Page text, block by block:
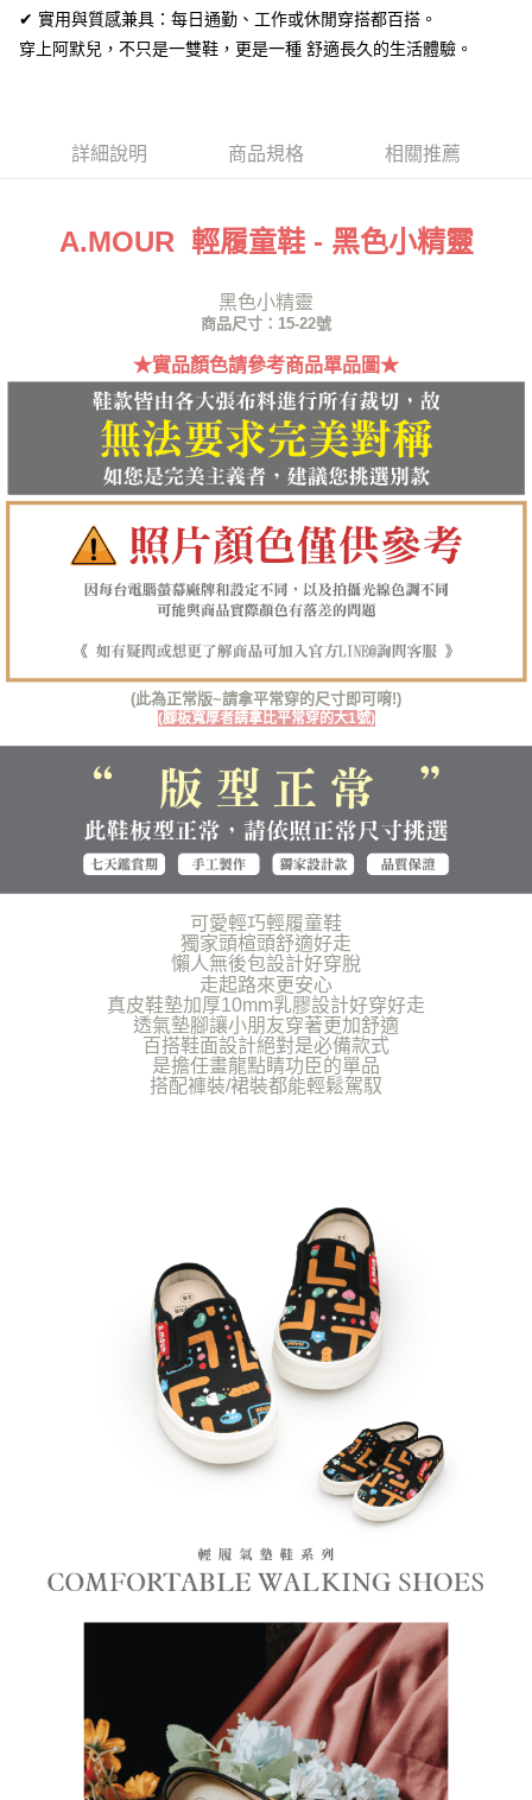
台新國際商業銀行
中國信託商業銀行
台灣樂天信用卡公司
Google Pay
相關說明
１．簡單：不需註冊會員、不需綁卡、不需儲值。
２．便利：只要手機號碼，簡訊認證，即可結帳。
【「AFTEE先享後付」結帳流程】
結帳頁面，進行簡訊認證並確認金額後，即可完成結帳。
２．訂單成立數日內，您將收到繳費通知簡訊。
３．收到繳費通知簡訊後14天內，點擊此簡訊中的連結，可透過四大超商／
ATM／網路銀行／等多元方式進行付款，方視為交易完成。
※ 請注意：結帳手續完成當下不需立刻繳費，但若您需要取消訂單，請聯絡
購買商品的店家。未經商家同意取消之訂單仍視為有效，需透過AFTEE先享
後付繳納相關費用。
是否繳費成功／繳費後需取消欲退款等相關疑問，請聯繫「AFTEE先享後付
客戶支援中心」 https://netprotections.freshdesk.com/support/home
易，需依本服務之必要範圍內提供個人資料，並將交易相關給付款項請求債
２．關於個人資料處理事宜，請瀏覽以下網址：
https://aftee.tw/terms/#terms3
３．未成年的使用者請事先徵得法定代理人或監護人之同意方可使用
「AFTEE先享後付」，若未經同意申辦者引起之損失，本公司不負相關責
４．使用「AFTEE先享後付」時，將依據個別帳號之用戶狀況，依本公司即
時審查核予不同之上限額度；若仍有額度不足之情形，本公司將視審查結果
請求用戶進行身份認證。
５．嚴禁一人註冊多個帳號或使用他人資訊註冊。若發現惡意使用之情形，
恩沛科技股份有限公司將有權停止該用戶之使用額度並採取法律行動。
運送方式
每筆NT$60，滿NT$1,380(含以上)免運費
付款後全家取貨
每筆NT$60，滿NT$1,380(含以上)免運費
7-11取貨付款
每筆NT$60，滿NT$1,380(含以上)免運費
每筆NT$60，滿NT$1,380(含以上)免運費
每筆NT$125，滿NT$1,380(含以上)免運費
海外宅配（貨到付運費） 查看運費
✔ 實用與質感兼具：每日通勤、工作或休閒穿搭都百搭。
穿上阿默兒，不只是一雙鞋，更是一種 舒適長久的生活體驗。
詳細說明 商品規格 相關推薦
A.MOUR 輕履童鞋 - 黑色小精靈
黑色小精靈
商品尺寸：15-22號
★實品顏色請參考商品單品圖★
(此為正常版~請拿平常穿的尺寸即可唷!)
(腳板寬厚者請拿比平常穿的大1號)
可愛輕巧輕履童鞋
獨家頭楦頭舒適好走
懶人無後包設計好穿脫
走起路來更安心
真皮鞋墊加厚10mm乳膠設計好穿好走
透氣墊腳讓小朋友穿著更加舒適
百搭鞋面設計絕對是必備款式
是擔任畫龍點睛功臣的單品
搭配褲裝/裙裝都能輕鬆駕馭